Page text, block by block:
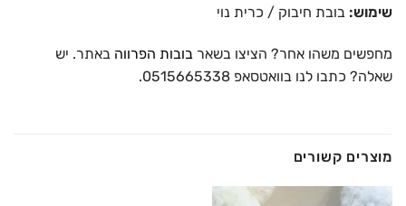
שימוש: בובת חיבוק / כרית נוי
מחפשים משהו אחר? הציצו בשאר בובות הפרווה באתר. יש
שאלה? כתבו לנו בוואטסאפ 0515665338.
מוצרים קשורים